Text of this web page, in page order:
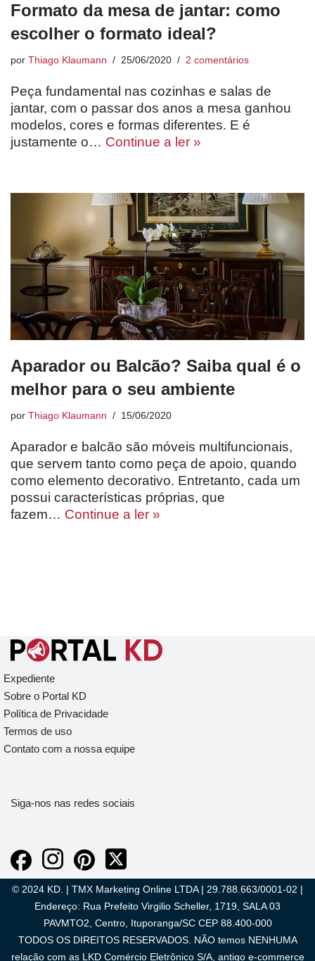
Formato da mesa de jantar: como
escolher o formato ideal?
por Thiago Klaumann 25/06/2020 2 comentários
Peça fundamental nas cozinhas e salas de
jantar, com o passar dos anos a mesa ganhou
modelos, cores e formas diferentes. E é
justamente o… Continue a ler »
Aparador ou Balcão? Saiba qual é o
melhor para o seu ambiente
por Thiago Klaumann 15/06/2020
Aparador e balcão são móveis multifuncionais,
que servem tanto como peça de apoio, quando
como elemento decorativo. Entretanto, cada um
possui características próprias, que
fazem… Continue a ler »
Expediente
Sobre o Portal KD
Política de Privacidade
Termos de uso
Contato com a nossa equipe
Siga-nos nas redes sociais
© 2024 KD. | TMX Marketing Online LTDA | 29.788.663/0001-02 |
Endereço: Rua Prefeito Virgilio Scheller, 1719, SALA 03
PAVMTO2, Centro, Ituporanga/SC CEP 88.400-000
TODOS OS DIREITOS RESERVADOS. NÃO temos NENHUMA
relação com as LKD Comércio Eletrônico S/A, antigo e-commerce